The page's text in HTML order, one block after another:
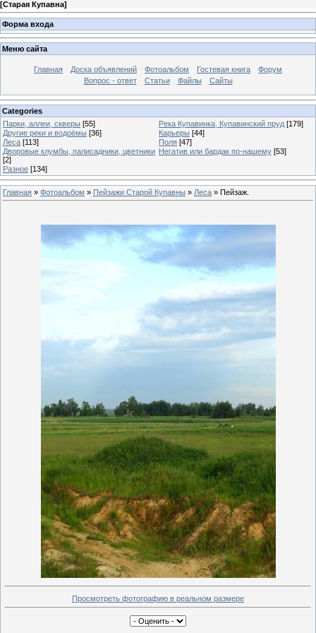
[Старая Купавна]
Форма входа
Меню сайта
Главная Доска объявлений Фотоальбом Гостевая книга
Форум
Вопрос - ответ
Статьи Файлы Сайты
Categories
Парки, аллеи, скверы [55] Река Купавинка, Купавинский пруд [179]
Другие реки и водоёмы [36] Карьеры [44]
Леса [113] Поля [47]
Дворовые клумбы, палисадники, цветники
[2]
Негатив или бардак по-нашему [53]
Разное [134]
Главная » Фотоальбом » Пейзажи Старой Купавны » Леса » Пейзаж.
Просмотреть фотографию в реальном размере